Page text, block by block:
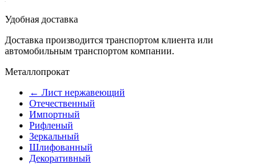
Удобная доставка
Доставка производится транспортом клиента или
автомобильным транспортом компании.
Металлопрокат
← Лист нержавеющий
Отечественный
Импортный
Рифленый
Зеркальный
Шлифованный
Декоративный